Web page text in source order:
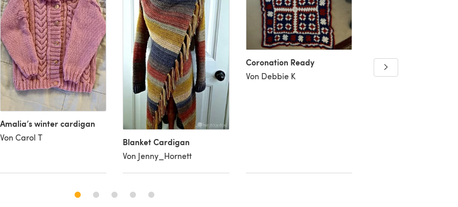
Amalia’s winter cardigan
Von Carol T Blanket Cardigan
Von Jenny_Hornett
Coronation Ready
Von Debbie K
Double lined Kai
Von Gill S